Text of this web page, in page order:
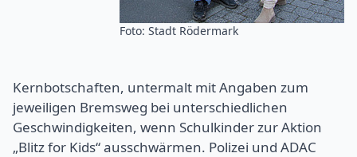
Foto: Stadt Rödermark
Kernbotschaften, untermalt mit Angaben zum
jeweiligen Bremsweg bei unterschiedlichen
Geschwindigkeiten, wenn Schulkinder zur Aktion
„Blitz for Kids“ ausschwärmen. Polizei und ADAC